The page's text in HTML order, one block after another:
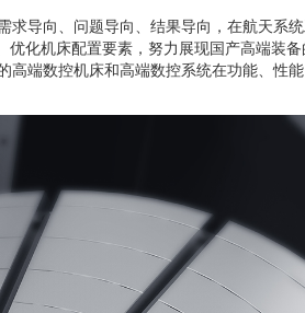
导向、问题导向、结果导向，在航天系
化机床配置要素，努力展现国产高端装备
端数控机床和高端数控系统在功能、性